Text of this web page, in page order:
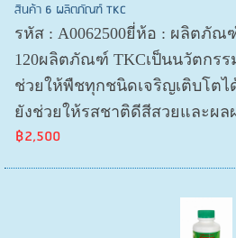
สินค้า 6 ผลิตภัณฑ์ TKC
รหัส : A0062500ยี่ห้อ : ผลิตภัณ
120ผลิตภัณฑ์ TKCเป็นนวัตกร
ช่วยให้พืชทุกชนิดเจริญเติบโต
ยังช่วยให้รสชาติดีสีสวยและผล
฿2,500